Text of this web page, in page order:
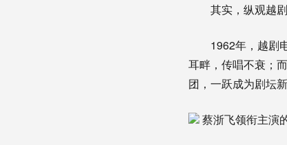
其实，纵观越剧
1962年，越剧电
耳畔，传唱不衰；
团，一跃成为剧坛新
蔡浙飞领衔主演